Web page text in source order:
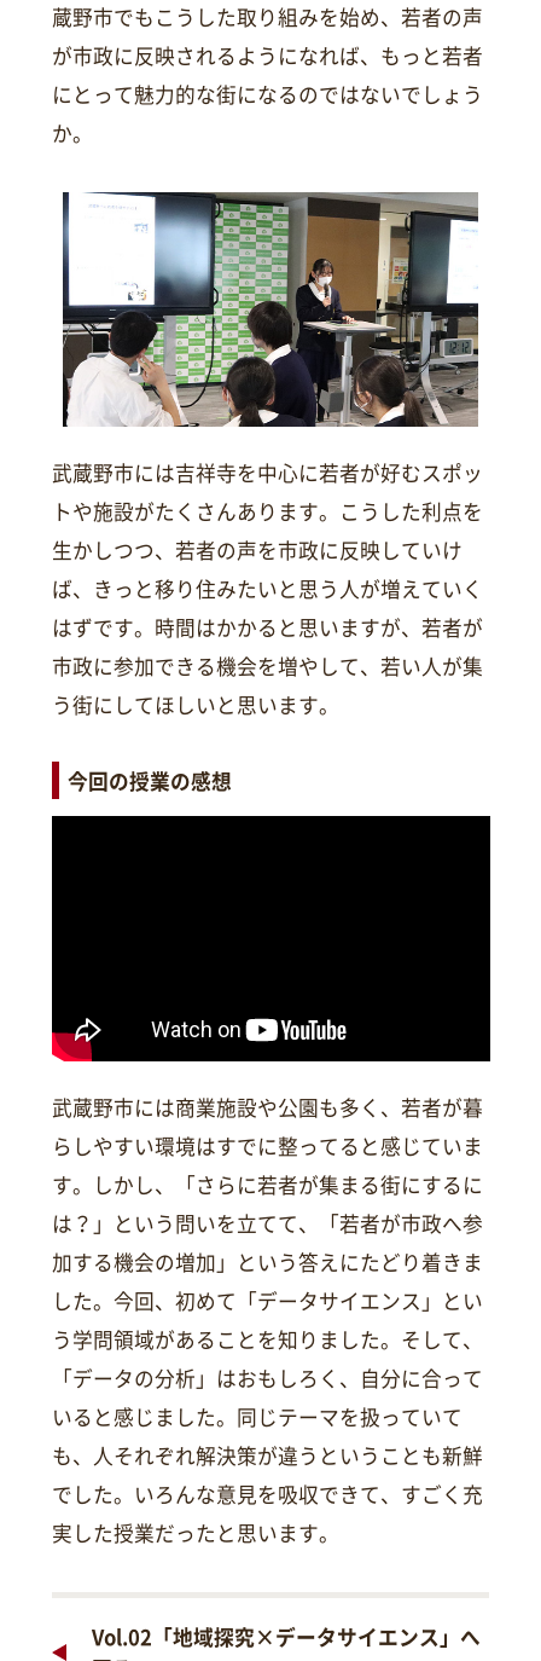
蔵野市でもこうした取り組みを始め、若者の声
が市政に反映されるようになれば、もっと若者
にとって魅力的な街になるのではないでしょう
か。
武蔵野市には吉祥寺を中心に若者が好むスポッ
トや施設がたくさんあります。こうした利点を
生かしつつ、若者の声を市政に反映していけ
ば、きっと移り住みたいと思う人が増えていく
はずです。時間はかかると思いますが、若者が
市政に参加できる機会を増やして、若い人が集
う街にしてほしいと思います。
今回の授業の感想
武蔵野市には商業施設や公園も多く、若者が暮
らしやすい環境はすでに整ってると感じていま
す。しかし、「さらに若者が集まる街にするに
は？」という問いを立てて、「若者が市政へ参
加する機会の増加」という答えにたどり着きま
した。今回、初めて「データサイエンス」とい
う学問領域があることを知りました。そして、
「データの分析」はおもしろく、自分に合って
いると感じました。同じテーマを扱っていて
も、人それぞれ解決策が違うということも新鮮
でした。いろんな意見を吸収できて、すごく充
実した授業だったと思います。
Vol.02「地域探究×データサイエンス」へ